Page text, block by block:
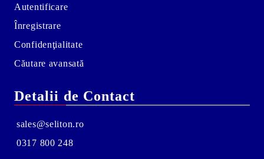
Autentificare
Înregistrare
Confidenţialitate
Căutare avansată
Detalii de Contact
sales@seliton.ro
0317 800 248